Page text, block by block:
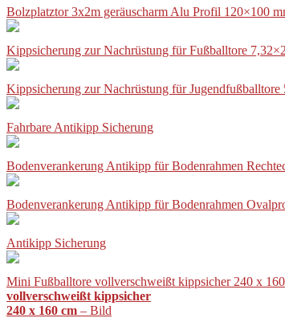
Bolzplatztor 3x2m geräuscharm Alu Profil 120×100
Kippsicherung zur Nachrüstung für Fußballtore
Kippsicherung zur Nachrüstung für Jugendfußballtore
Fahrbare Antikipp Sicherung
Bodenverankerung Antikipp für Bodenrahmen
Bodenverankerung Antikipp für Bodenrahmen
Antikipp Sicherung
Mini Fußballtore vollverschweißt kippsicher 240 x
vollverschweißt kippsicher
240 x 160 cm – Bild